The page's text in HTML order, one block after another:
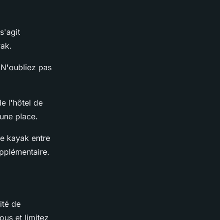
pas
l'hôtel de
place.
kayak entre
de
et limitez